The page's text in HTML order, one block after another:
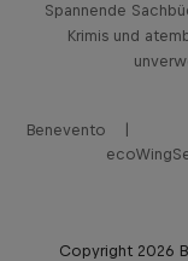
Spannende
Krimis und
Benevento
ecoWing
Copyright 2026